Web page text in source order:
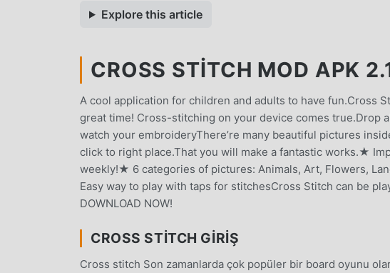
Explore this article
CROSS STITCH MOD APK
A cool application for children and adults to have fun.Cross
great time! Cross-stitching on your device comes true.Drop
watch your embroideryThere’re many beautiful pictures
click to right place.That you will make a fantastic works.★
weekly!★ 6 categories of pictures: Animals, Art, Flowers,
Easy way to play with taps for stitchesCross Stitch can be
DOWNLOAD NOW!
CROSS STITCH GIRIŞ
Cross stitch Son zamanlarda çok popüler bir board oyunu